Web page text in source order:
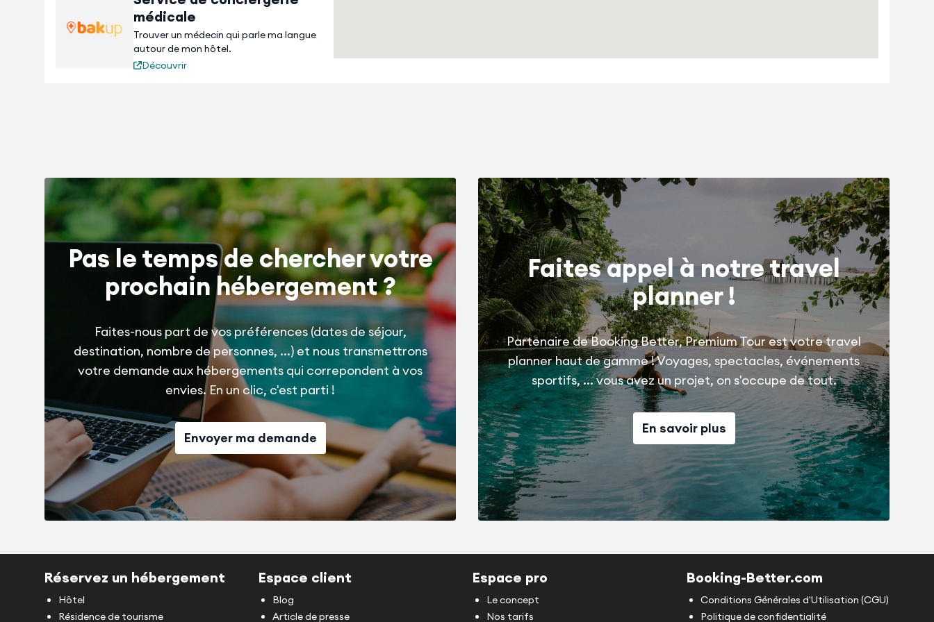
médicale
Trouver un médecin qui parle ma langue
autour de mon hôtel.
Découvrir
Pas le temps de chercher votre
prochain hébergement ?
Faites-nous part de vos préférences (dates de séjour,
destination, nombre de personnes, ...) et nous transmettrons
votre demande aux hébergements qui correpondent à vos
envies. En un clic, c'est parti !
Envoyer ma demande
Faites appel à notre travel
planner !
Partenaire de Booking Better, Premium Tour est votre travel
planner haut de gamme ! Voyages, spectacles, événements
sportifs, ... vous avez un projet, on s'occupe de tout.
En savoir plus
Réservez un hébergement
Hôtel
Résidence de tourisme
Espace client
Blog
Article de presse
Espace pro
Le concept
Nos tarifs
Booking-Better.com
Conditions Générales d'Utilisation (CGU)
Politique de confidentialité